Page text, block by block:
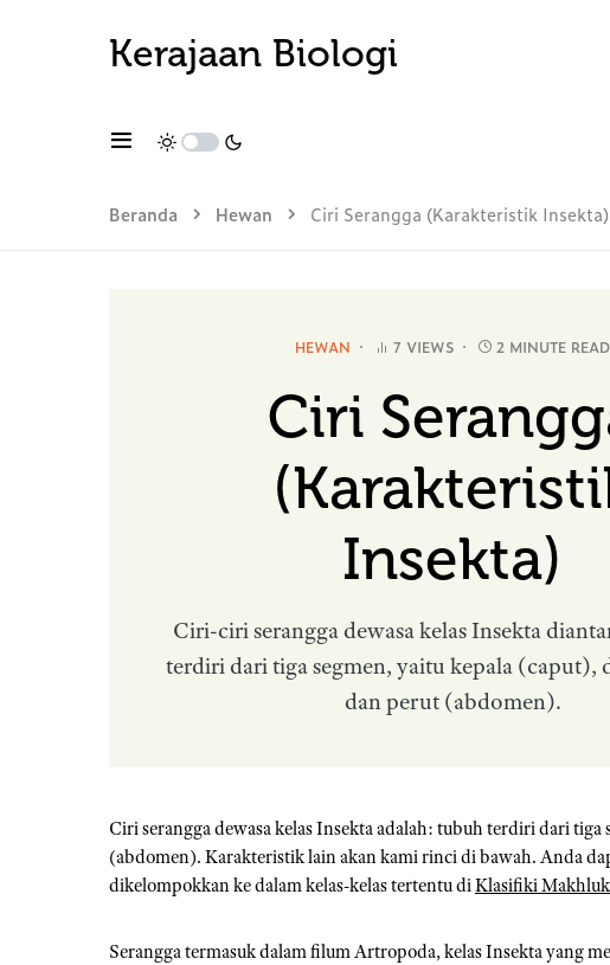
Kerajaan Biologi
Beranda Hewan Ciri Serangga (Karakteristik Insekta)
HEWAN 7 VIEWS 2 MINUTE READ
Ciri
Insekta)
Ciri-ciri serangga dewasa kelas Insekta
terdiri dari tiga segmen, yaitu kepala (caput),
dan perut (abdomen).
Ciri serangga dewasa kelas Insekta adalah: tubuh terdiri dari
(abdomen). Karakteristik lain akan kami rinci di bawah. Anda
dikelompokkan ke dalam kelas-kelas tertentu diKlasifiki
Serangga termasuk dalam filum Artropoda, kelas Insekta yang